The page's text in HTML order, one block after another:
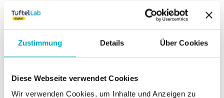
Zustimmung Details Über Cookies
Diese Webseite verwendet Cookies
Wir verwenden Cookies, um Inhalte und Anzeigen zu
Klicks und einer einfachen Programmierung eine eigene
Smartphone-App entwickeln.